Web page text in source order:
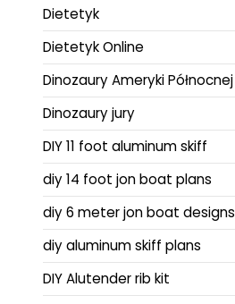
Dietetyk
Dietetyk Online
Dinozaury Ameryki Północnej
Dinozaury jury
DIY 11 foot aluminum skiff
diy 14 foot jon boat plans
diy 6 meter jon boat designs
diy aluminum skiff plans
DIY Alutender rib kit